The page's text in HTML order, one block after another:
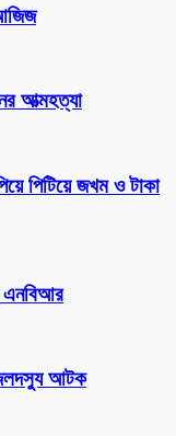
আত্মহত্যা
পিটিয়ে জখম ও টাকা
এনবিআর
জলদস্যু আটক